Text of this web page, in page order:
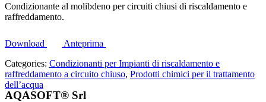
Condizionante al molibdeno per circuiti chiusi di riscaldamento e
raffreddamento.
Download
Anteprima
Categories: Condizionanti per Impianti di riscaldamento e
raffreddamento a circuito chiuso, Prodotti chimici per il trattamento
dell’acqua
AQASOFT® Srl